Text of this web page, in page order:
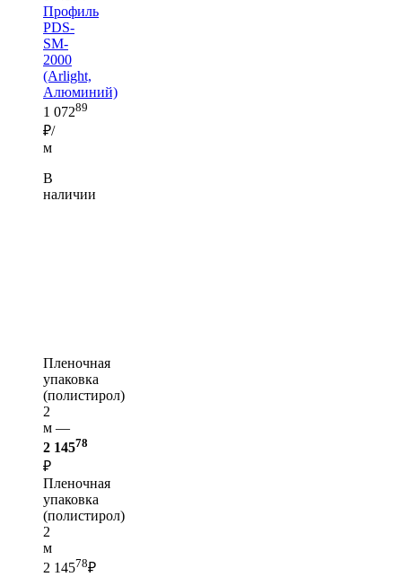
Профиль
PDS-
SM-
2000
(Arlight,
Алюминий)
1 07289
₽/
м
В
наличии
Пленочная
упаковка
(полистирол)
2
м —
2 14578
₽
Пленочная
упаковка
(полистирол)
2
м
2 14578₽